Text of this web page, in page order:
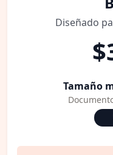
Diseñado
Tamaño